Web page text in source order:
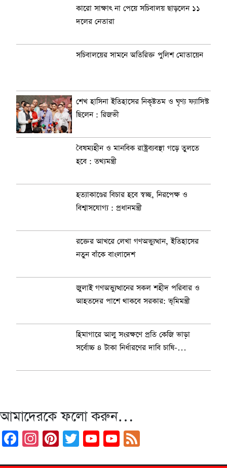
কারো সাক্ষাৎ না পেয়ে সচিবালয় ছাড়লেন ১১
দলের নেতারা
সচিবালয়ের সামনে অতিরিক্ত পুলিশ মোতায়েন
শেখ হাসিনা ইতিহাসের নিকৃষ্টতম ও ঘৃণ্য ফ্যাসিস্ট
ছিলেন : রিজভী
বৈষম্যহীন ও মানবিক রাষ্ট্রব্যবস্থা গড়ে তুলতে
হবে : তথ্যমন্ত্রী
হত্যাকাণ্ডের বিচার হবে স্বচ্ছ, নিরপেক্ষ ও
বিশ্বাসযোগ্য : প্রধানমন্ত্রী
রক্তের আখরে লেখা গণঅভ্যুত্থান, ইতিহাসের
নতুন বাঁকে বাংলাদেশ
জুলাই গণঅভ্যুত্থানের সকল শহীদ পরিবার ও
আহতদের পাশে থাকবে সরকার: ভূমিমন্ত্রী
হিমাগারে আলু সংরক্ষণে প্রতি কেজি ভাড়া
সর্বোচ্চ ৪ টাকা নির্ধারণের দাবি চাষি-
আমাদেরকে ফলো করুন…
Facebook
Instagram
Pinterest
TwitterYouTube
YouTube